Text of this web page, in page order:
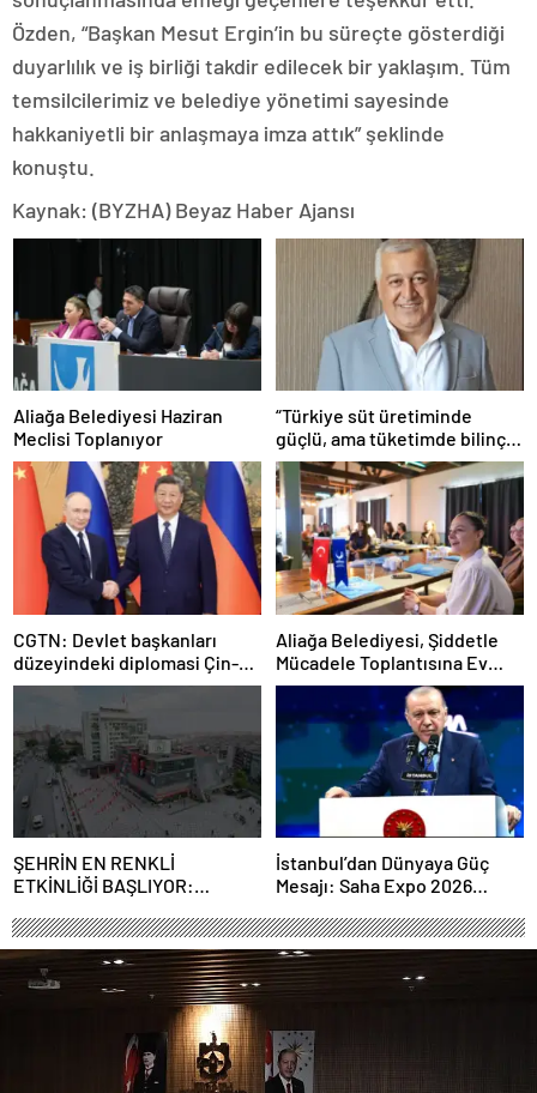
Özden, “Başkan Mesut Ergin’in bu süreçte gösterdiği
duyarlılık ve iş birliği takdir edilecek bir yaklaşım. Tüm
temsilcilerimiz ve belediye yönetimi sayesinde
hakkaniyetli bir anlaşmaya imza attık” şeklinde
konuştu.
Kaynak: (BYZHA) Beyaz Haber Ajansı
Aliağa Belediyesi Haziran
Meclisi Toplanıyor
“Türkiye süt üretiminde
güçlü, ama tüketimde bilinç
şart”
CGTN: Devlet başkanları
düzeyindeki diplomasi Çin-
Rusya arasındaki büyüyen
ortaklığı güçlendiriyor
Aliağa Belediyesi, Şiddetle
Mücadele Toplantısına Ev
Sahipliği Yaptı
ŞEHRİN EN RENKLİ
ETKİNLİĞİ BAŞLIYOR:
FESTİVALİ” HEYECANI
GAZİOSMANPAŞA’DA
YAŞANACAK
İstanbul’dan Dünyaya Güç
Mesajı: Saha Expo 2026